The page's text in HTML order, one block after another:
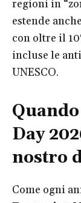
regioni in
estende
con oltre il
incluse le
UNESCO.
Day
nostro
Come ogni